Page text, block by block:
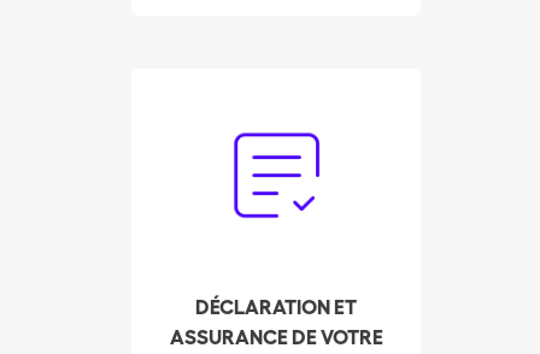
DÉCLARATION ET
ASSURANCE DE VOTRE
Notre service de fiducie
s'occupe en votre nom
de la déclaration et du